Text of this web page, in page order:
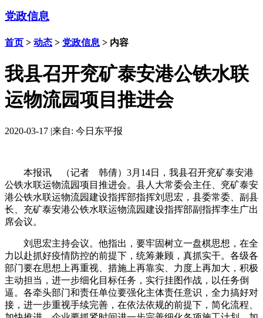
党政信息
首页 > 动态 > 党政信息 > 内容
我县召开兖矿泰安港公铁水联
运物流园项目推进会
2020-03-17 |来自: 今日东平报
本报讯 （记者 韩倩）3月14日，我县召开兖矿泰安港
公铁水联运物流园项目推进会。县人大常委会主任、兖矿泰安
港公铁水联运物流园建设指挥部指挥刘思宏，县委常委、副县
长、充矿泰安港公铁水联运物流园建设指挥部副指挥李生广出
席会议。
刘思宏主持会议。他指出，要牢固树立一盘棋思想，在全
力以赴抓好疫情防控的前提下，统筹兼顾，真抓实干。各级各
部门要在思想上再重视、措施上再靠实、力度上再加大，积极
主动担当，进一步细化目标任务，实行挂图作战，以任务倒
逼。各牵头部门和责任单位要强化主体责任意识，全力搞好对
接，进一步重视手续完善，在依法依规的前提下，简化流程、